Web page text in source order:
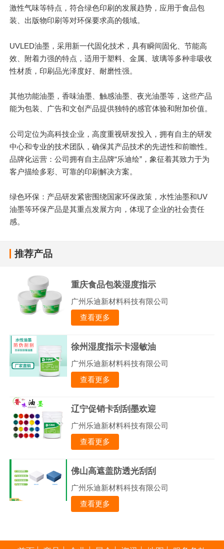
激性气味等特点，符合绿色印刷的发展趋势，应用于食品包
装、出版物印刷等对环保要求高的领域。
UVLED油墨，采用新一代固化技术，具有瞬间固化、节能高
效、附着力强的特点，适用于塑料、金属、玻璃等多种非吸收
性材质，印刷品光泽度好、耐磨性强。
其他功能油墨，香味油墨、触感油墨、夜光油墨等，这些产品
能为包装、广告和文创产品提供独特的感官体验和附加价值。
公司定位为高科技企业，高度重视研发投入，拥有自主的研发
中心和专业的技术团队，确保其产品技术的先进性和前瞻性。
品牌化运营：公司拥有自主品牌“乐迪绘”，象征着其致力于为
客户描绘多彩、可靠的印刷解决方案。
绿色环保：产品研发紧密围绕国家环保政策，水性油墨和UV
油墨等环保产品是其重点发展方向，体现了企业的社会责任
感。
推荐产品
重庆食品包装湿度指示
广州乐迪新材料科技有限公司
查看更多
徐州湿度指示卡湿敏油
广州乐迪新材料科技有限公司
查看更多
辽宁促销卡刮刮墨欢迎
广州乐迪新材料科技有限公司
查看更多
佛山高遮盖防透光刮刮
广州乐迪新材料科技有限公司
查看更多